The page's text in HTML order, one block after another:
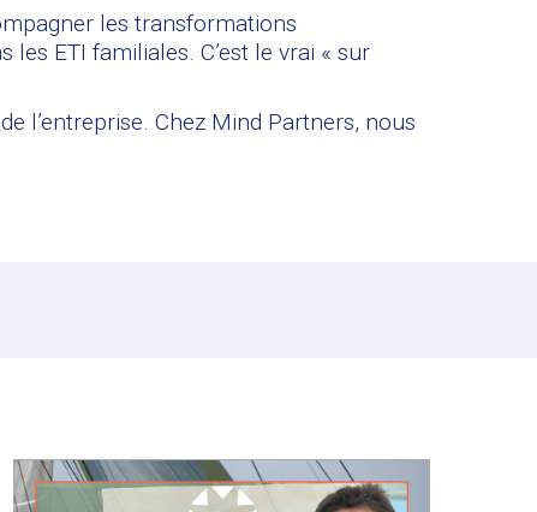
les transformations
ETI familiales. C’est le vrai « sur
l’entreprise. Chez Mind Partners, nous